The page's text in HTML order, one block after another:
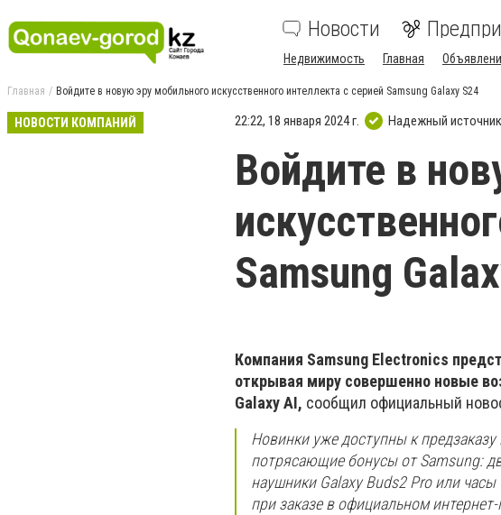
Новости
Недвижимость Главная
Главная Войдите в новую эру мобильного искусственного интеллекта с серией Samsung Galaxy S24
НОВОСТИ КОМПАНИЙ 22:22, 18 января 2024 г. Надежный источник
Войдите в
Samsung
Компания Samsung Electronics
открывая миру совершенно новые
Galaxy AI, сообщил официальный
Новинки уже доступны к
потрясающие бонусы от Samsung:
наушники Galaxy Buds2 Pro или
при заказе в официальном